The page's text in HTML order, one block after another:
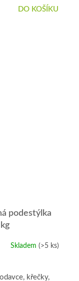
DO KOŠÍKU
podestýlka
Skladem(>5 ks)
křečky,